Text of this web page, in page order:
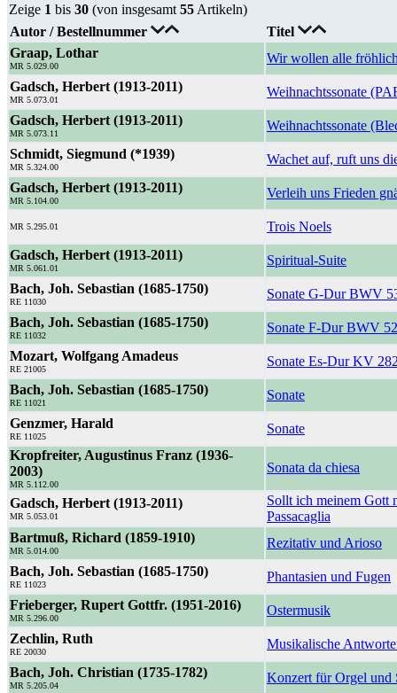
Zeige 1 bis 30 (von insgesamt 55 Artikeln)
Autor / Bestellnummer
Titel
Graap, Lothar
MR 5.029.00
Wir wollen alle
Gadsch, Herbert (1913-2011)
MR 5.073.01
Weihnachtssonate
Gadsch, Herbert (1913-2011)
MR 5.073.11
Weihnachtssonate
Schmidt, Siegmund (*1939)
MR 5.324.00
Wachet auf, ruft uns
Gadsch, Herbert (1913-2011)
MR 5.104.00
Verleih uns Frieden
MR 5.295.01
Trois Noels
Gadsch, Herbert (1913-2011)
MR 5.061.01
Spiritual-Suite
Bach, Joh. Sebastian (1685-1750)
RE 11030
Sonate G-Dur BWV
Bach, Joh. Sebastian (1685-1750)
RE 11032
Sonate F-Dur BWV
Mozart, Wolfgang Amadeus
RE 21005
Sonate Es-Dur KV
Bach, Joh. Sebastian (1685-1750)
RE 11021
Sonate
Genzmer, Harald
RE 11025
Sonate
Kropfreiter, Augustinus Franz (1936-
2003)
MR 5.112.00
Sonata da chiesa
Gadsch, Herbert (1913-2011)
MR 5.053.01
Sollt ich meinem Gott
Passacaglia
Bartmuß, Richard (1859-1910)
MR 5.014.00
Rezitativ und Arioso
Bach, Joh. Sebastian (1685-1750)
RE 11023
Phantasien und Fugen
Frieberger, Rupert Gottfr. (1951-2016)
MR 5.296.00
Ostermusik
Zechlin, Ruth
RE 20030
Musikalische
Bach, Joh. Christian (1735-1782)
MR 5.205.04
Konzert für Orgel und